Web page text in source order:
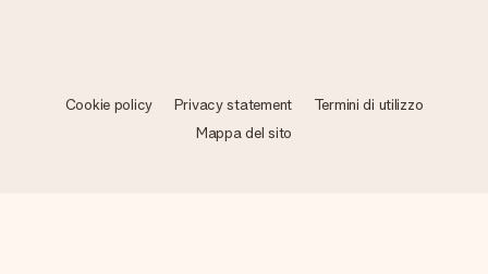
Cookie policy Privacy statement
Termini di utilizzo
Mappa del sito